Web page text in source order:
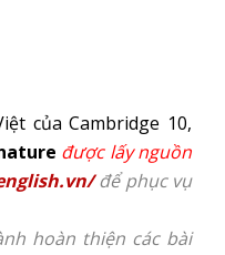
của Cambridge 10,
được lấy nguồn
để phục vụ
hoàn thiện các bài